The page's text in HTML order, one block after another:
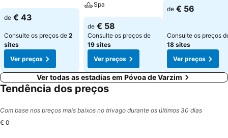
de € 43
Consulte os preços de 2
sites
Ver preços
Spa
de € 58
Consulte os preços de
19 sites
Ver preços
de € 56
Consulte os preços
18 sites
Ver preços
Ver todas as estadias em Póvoa de Varzim
Tendência dos preços
Com base nos preços mais baixos no trivago durante os últimos 30 dias
€ 0